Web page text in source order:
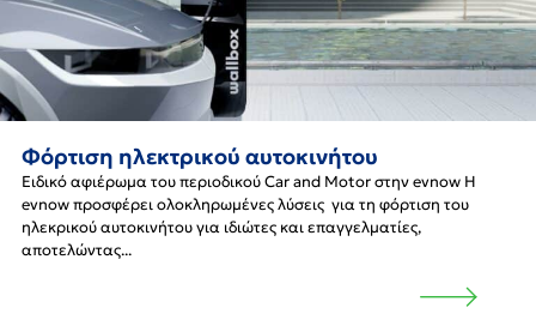
Φόρτιση ηλεκτρικού αυτοκινήτου
Ειδικό αφιέρωμα του περιοδικού Car and Motor στην evnow Η
evnow προσφέρει ολοκληρωμένες λύσεις για τη φόρτιση του
ηλεκρικού αυτοκινήτου για ιδιώτες και επαγγελματίες,
αποτελώντας...